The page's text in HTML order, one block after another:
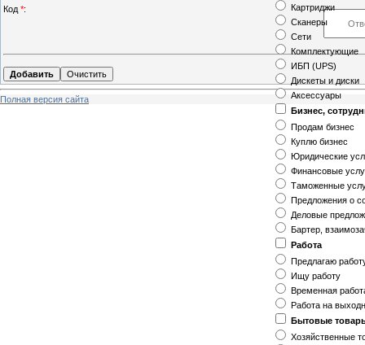
Картриджи
Сканеры
Сети
Комплектующие
ИБП (UPS)
Дискеты и диски
Аксессуары
Бизнес,
Продам бизнес
Куплю бизнес
Юридические
Финансовые
Таможенные
Предложения о
Деловые
Бартер,
Работа
Предлагаю
Ищу работу
Временная
Работа на
Бытовые
Хозяйственные
Код *:
Полная версия сайта